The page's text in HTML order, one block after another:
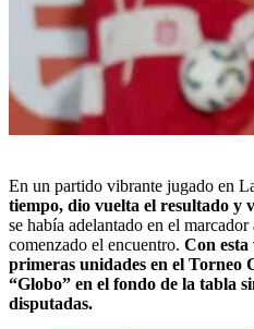
En un partido vibrante jugado en
tiempo, dio vuelta el resultado y
se había adelantado en el
comenzado el encuentro. Con esta
primeras unidades en el Torneo
“Globo” en el fondo de la tabla
disputadas.